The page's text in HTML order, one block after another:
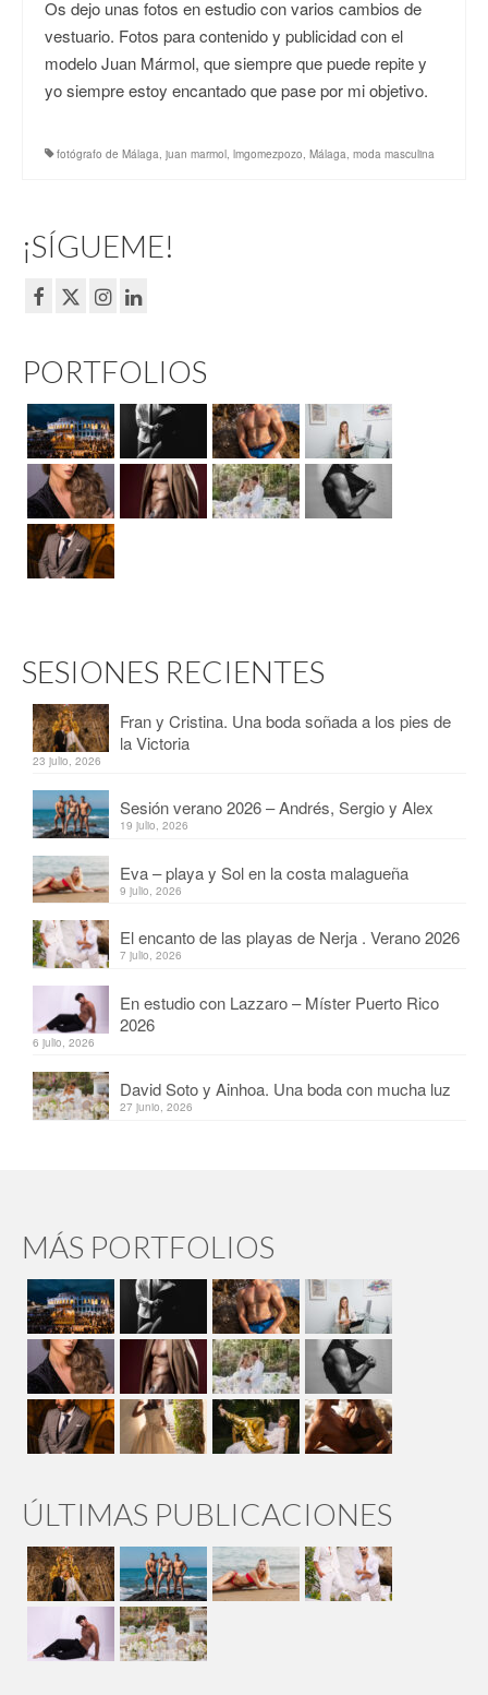
Os dejo unas fotos en estudio con varios cambios de
vestuario. Fotos para contenido y publicidad con el
modelo Juan Mármol, que siempre que puede repite y
yo siempre estoy encantado que pase por mi objetivo.
fotógrafo de Málaga, juan marmol, lmgomezpozo, Málaga, moda masculina
¡SÍGUEME!
PORTFOLIOS
SESIONES RECIENTES
Fran y Cristina. Una boda soñada a los pies de
la Victoria
23 julio, 2026
Sesión verano 2026 – Andrés, Sergio y Alex
19 julio, 2026
Eva – playa y Sol en la costa malagueña
9 julio, 2026
El encanto de las playas de Nerja . Verano 2026
7 julio, 2026
En estudio con Lazzaro – Míster Puerto Rico
2026
6 julio, 2026
David Soto y Ainhoa. Una boda con mucha luz
27 junio, 2026
MÁS PORTFOLIOS
ÚLTIMAS PUBLICACIONES